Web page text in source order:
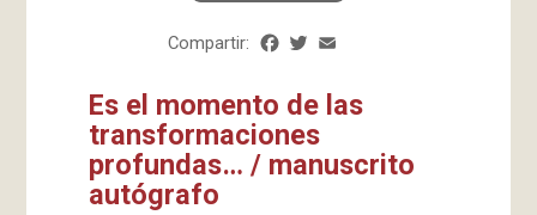
Compartir: Facebook
Twitter
Es el momento de las
transformaciones
profundas… / manuscrito
autógrafo